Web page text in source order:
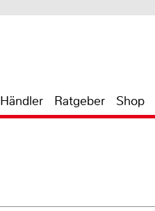
Händler Ratgeber Shop